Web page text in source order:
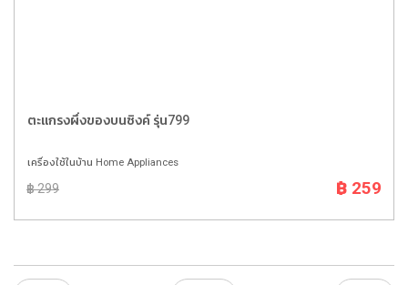
ตะแกรงผึ่งของบนซิงค์ รุ่น799
เครื่องใช้ในบ้าน Home Appliances
฿ 299 ฿ 259